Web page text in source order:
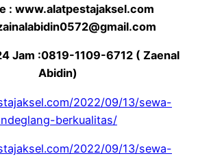
: www.alatpestajaksel.com
Jam :0819-1109-6712 ( Zaenal
Abidin)
2022/09/13/sewa-
berkualitas/
2022/09/13/sewa-